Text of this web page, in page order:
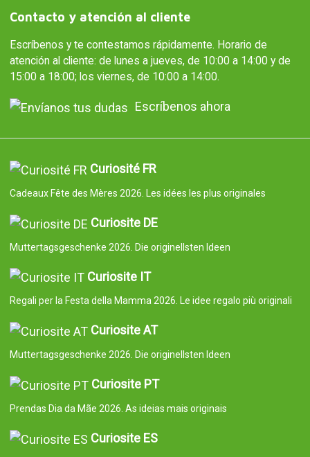
Contacto y atención al cliente
Escríbenos y te contestamos rápidamente. Horario de
atención al cliente: de lunes a jueves, de 10:00 a 14:00 y de
15:00 a 18:00; los viernes, de 10:00 a 14:00.
Escríbenos ahora
Curiosité FR
Cadeaux Fête des Mères 2026. Les idées les plus originales
Curiosite DE
Muttertagsgeschenke 2026. Die originellsten Ideen
Curiosite IT
Regali per la Festa della Mamma 2026. Le idee regalo più originali
Curiosite AT
Muttertagsgeschenke 2026. Die originellsten Ideen
Curiosite PT
Prendas Dia da Mãe 2026. As ideias mais originais
Curiosite ES